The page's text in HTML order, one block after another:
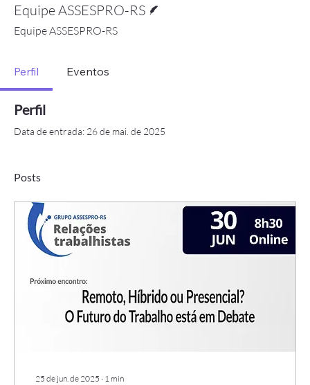
Equipe ASSESPRO-RS
Equipe ASSESPRO-RS
Perfil Eventos
Perfil
Data de entrada: 26 de mai. de 2025
Posts
25 de jun. de 2025 ∙ 1 min